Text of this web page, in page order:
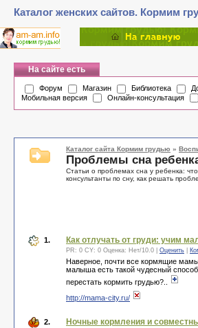
Каталог женских сайтов. Кормим
На сайте есть
Форум Магазин Библиотека
Мобильная версия
Онлайн-консультация
Каталог сайта Кормим грудью »
Проблемы сна
Статьи о проблемах сна у ребенка:
консультанты по сну, как решать
1. Как отлучать от груди: учим
PR: 0 CY: 0 Оценка: Нет/10.0 Оценить
Наверное, почти все кормящие мамы
малыша есть такой чудесный способ
перестать кoрмить грyдью?..
http://mama-city.ru/
2. Ночные кормления и